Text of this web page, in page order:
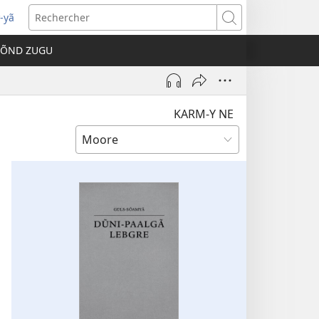
yã
Rechercher
ZUGU
KARM-Y NE